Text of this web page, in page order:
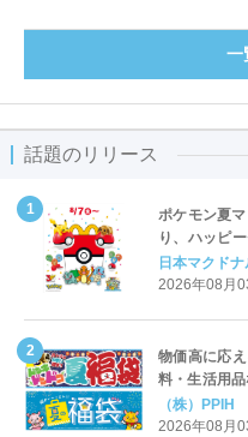
一
話題のリリース
ポケモン夏
り、ハッピ
定登場
日本マクド
2026年08月
物価高に応
料・生活用
「夏福袋」
（株）PPIH
2026年08月